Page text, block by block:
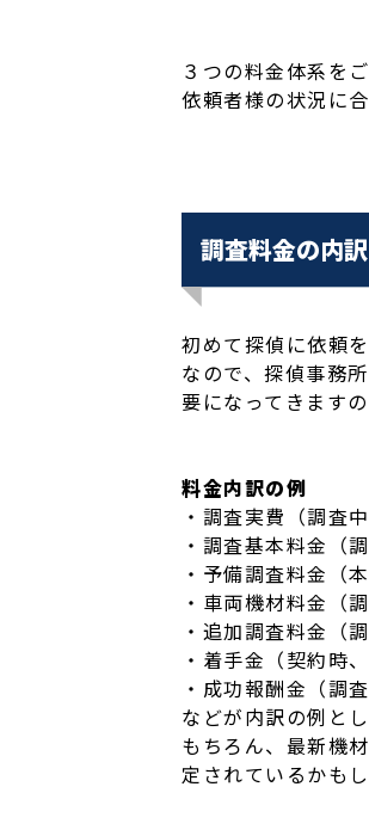
３つの料金体系を
依頼者様の状況に
調査料金の内訳
初めて探偵に依頼
なので、探偵事務
要になってきます
料金内訳の例
・調査実費（調査
・調査基本料金（
・予備調査料金（
・車両機材料金（
・追加調査料金（
・着手金（契約時
・成功報酬金（調
などが内訳の例と
もちろん、最新機
定されているかもし